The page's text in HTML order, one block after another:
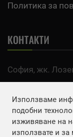
Политика за
КОНТАКТИ
София, жк.
Email:
Използваме
подобни
изживяване на
използвате и за